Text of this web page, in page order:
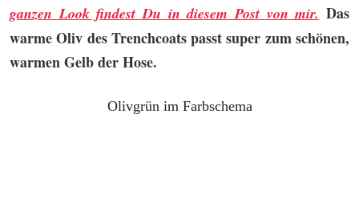
ganzen Look findest Du in diesem Post von mir. Das
warme Oliv des Trenchcoats passt super zum schönen,
warmen Gelb der Hose.
Olivgrün im Farbschema